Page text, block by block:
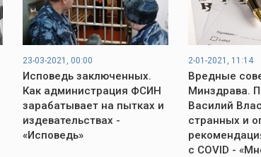
23-03-2021, 00:00
Исповедь заключенных.
Как администрация ФСИН
зарабатывает на пытках и
издевательствах -
«Исповедь»
2-01-2021, 11:14
Вредные
Минздрава.
Василий
странных и
с COVID -